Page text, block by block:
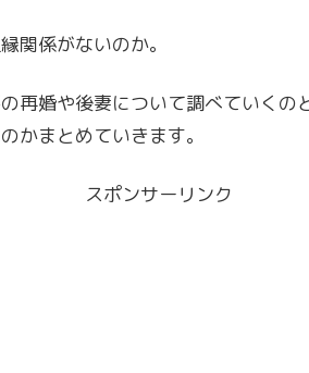
関係がないのか。
再婚や後妻について調べていくの
かまとめていきます。
スポンサーリンク